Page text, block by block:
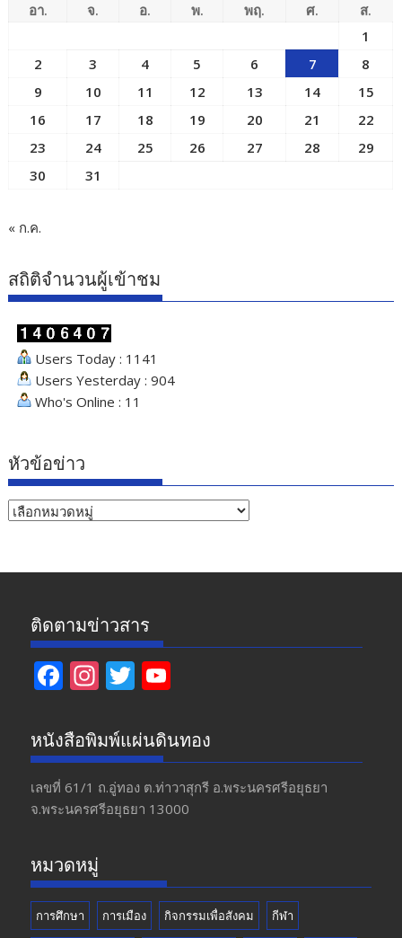
อา. จ. อ. พ. พฤ. ศ.
ส.
1
2
3 4 5 6 7
8
9
10 11 12 13 14
15
16
17 18 19 20 21
22
23
24 25 26 27 28
29
30
31
« ก.ค.
สถิติจำนวนผู้เข้าชม
Users Today : 1141
Users Yesterday : 904
Who's Online : 11
หัวข้อข่าว
หัวข้อ
ติดตามข่าวสาร
F
e
b
o
o
In
a
gr
a
m
T
itt
er
u
T
u
b
หนังสือพิมพ์แผ่นดินทอง
เลขที่ 61/1 ถ.อู่ทอง​ ต.​ท่าวาสุกรี​ อ.พระนครศรีอยุธยา​
จ.พระนครศรีอยุธยา 13000
หมวดหมู่
การศึกษา การเมือง กิจกรรมเพื่อสังคม กีฬา